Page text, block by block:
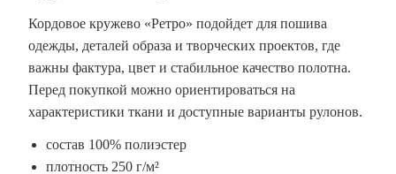
Кордовое кружево «Ретро» подойдет для пошива
одежды, деталей образа и творческих проектов, где
важны фактура, цвет и стабильное качество полотна.
Перед покупкой можно ориентироваться на
характеристики ткани и доступные варианты рулонов.
состав 100% полиэстер
плотность 250 г/м²